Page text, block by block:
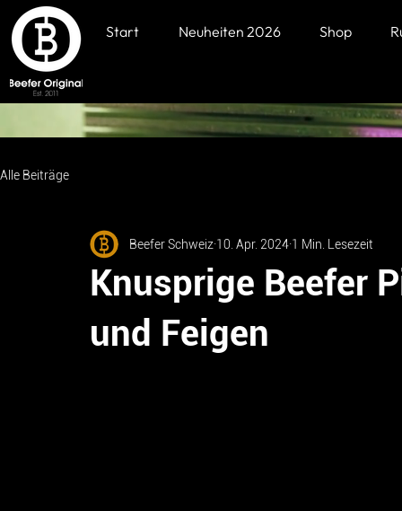
Start Neuheiten 2026 Shop
Alle Beiträge
Knusprige Beefer
und Feigen
Beefer Schweiz 10. Apr. 2024 1 Min. Lesezeit